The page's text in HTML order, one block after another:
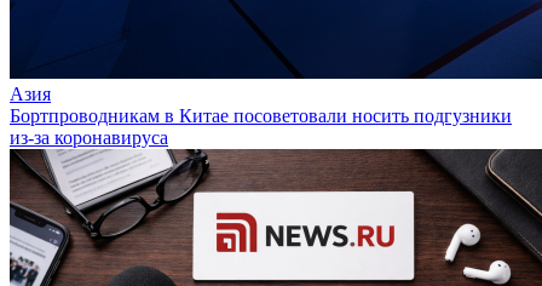
Азия
Бортпроводникам в Китае посоветовали носить подгузники
из-за коронавируса